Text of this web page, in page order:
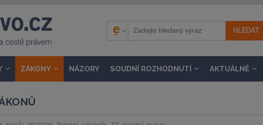
ZÁKONY NÁZORY SOUDNÍ ROZHODNUTÍ AKTUÁLNĚ